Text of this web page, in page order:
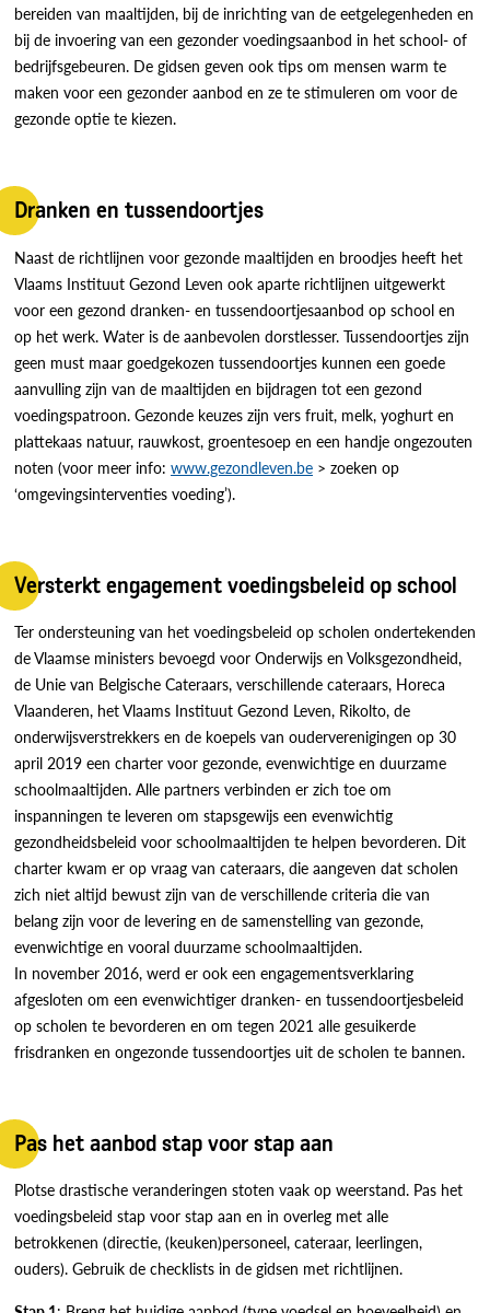
bereiden van maaltijden, bij de inrichting van de eetgelegenheden en
bij de invoering van een gezonder voedingsaanbod in het school- of
bedrijfsgebeuren. De gidsen geven ook tips om mensen warm te
maken voor een gezonder aanbod en ze te stimuleren om voor de
gezonde optie te kiezen.
Dranken en tussendoortjes
Naast de richtlijnen voor gezonde maaltijden en broodjes heeft het
Vlaams Instituut Gezond Leven ook aparte richtlijnen uitgewerkt
voor een gezond dranken- en tussendoortjesaanbod op school en
op het werk. Water is de aanbevolen dorstlesser. Tussendoortjes zijn
geen must maar goedgekozen tussendoortjes kunnen een goede
aanvulling zijn van de maaltijden en bijdragen tot een gezond
voedingspatroon. Gezonde keuzes zijn vers fruit, melk, yoghurt en
plattekaas natuur, rauwkost, groentesoep en een handje ongezouten
noten (voor meer info: www.gezondleven.be > zoeken op
‘omgevingsinterventies voeding’).
Versterkt engagement voedingsbeleid op school
Ter ondersteuning van het voedingsbeleid op scholen ondertekenden
de Vlaamse ministers bevoegd voor Onderwijs en Volksgezondheid,
de Unie van Belgische Cateraars, verschillende cateraars, Horeca
Vlaanderen, het Vlaams Instituut Gezond Leven, Rikolto, de
onderwijsverstrekkers en de koepels van ouderverenigingen op 30
april 2019 een charter voor gezonde, evenwichtige en duurzame
schoolmaaltijden. Alle partners verbinden er zich toe om
inspanningen te leveren om stapsgewijs een evenwichtig
gezondheidsbeleid voor schoolmaaltijden te helpen bevorderen. Dit
charter kwam er op vraag van cateraars, die aangeven dat scholen
zich niet altijd bewust zijn van de verschillende criteria die van
belang zijn voor de levering en de samenstelling van gezonde,
evenwichtige en vooral duurzame schoolmaaltijden.
In november 2016, werd er ook een engagementsverklaring
afgesloten om een evenwichtiger dranken- en tussendoortjesbeleid
op scholen te bevorderen en om tegen 2021 alle gesuikerde
frisdranken en ongezonde tussendoortjes uit de scholen te bannen.
Pas het aanbod stap voor stap aan
Plotse drastische veranderingen stoten vaak op weerstand. Pas het
voedingsbeleid stap voor stap aan en in overleg met alle
betrokkenen (directie, (keuken)personeel, cateraar, leerlingen,
ouders). Gebruik de checklists in de gidsen met richtlijnen.